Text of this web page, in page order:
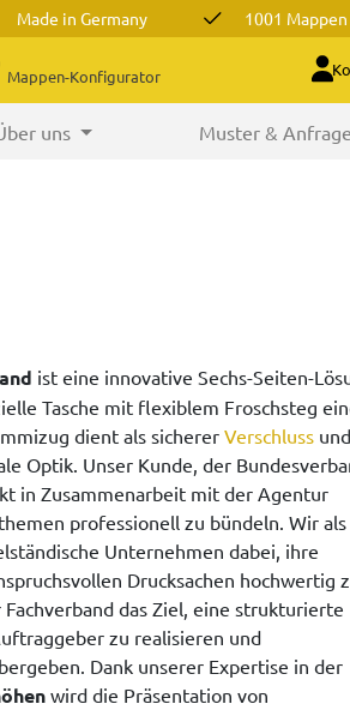
Made in Germany 1001 Mappen
Mappen-Konfigurator
uns Muster & Anfrage
ist eine innovative Sechs-Seiten-
Tasche mit flexiblem Froschsteg
dient als sicherer Verschluss und
Optik. Unser Kunde, der
in Zusammenarbeit mit der Agentur
professionell zu bündeln. Wir als
Unternehmen dabei, ihre
Drucksachen hochwertig
das Ziel, eine strukturierte
zu realisieren und
Dank unserer Expertise in der
wird die Präsentation von